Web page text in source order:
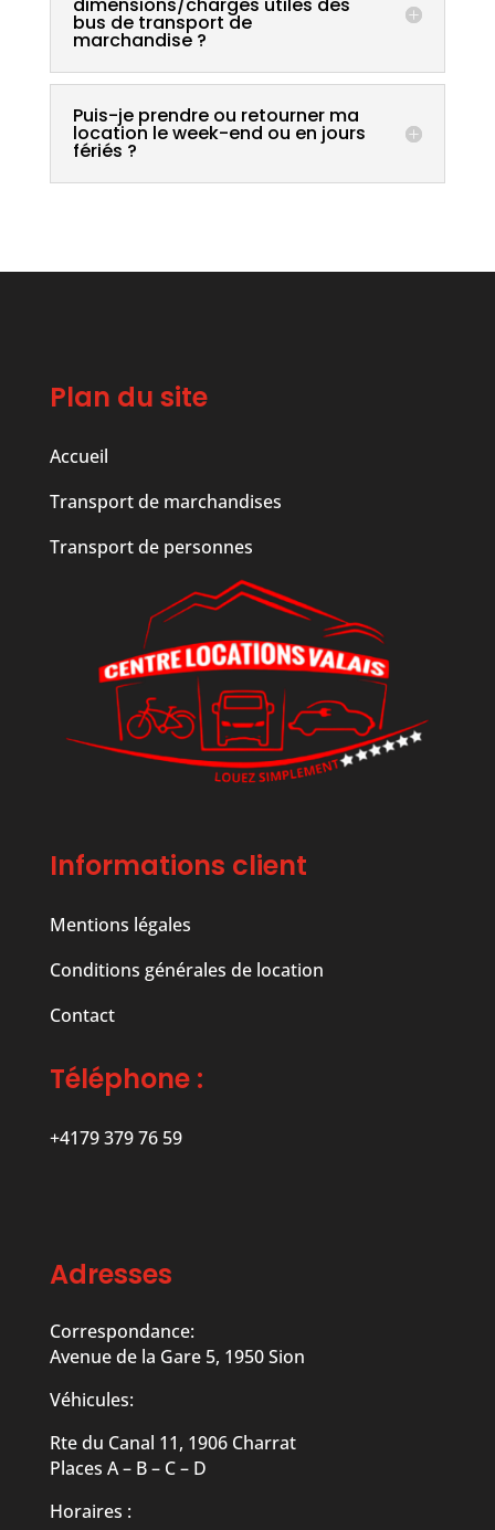
bus de transport de
marchandise ?
Puis-je prendre ou retourner ma
location le week-end ou en jours
fériés ?
Plan du site
Accueil
Transport de marchandises
Transport de personnes
Informations client
Mentions légales
Conditions générales de location
Contact
Téléphone :
+4179 379 76 59
Adresses
Correspondance:
Avenue de la Gare 5, 1950 Sion
Véhicules:
Rte du Canal 11, 1906 Charrat
Places A – B – C – D
Horaires :